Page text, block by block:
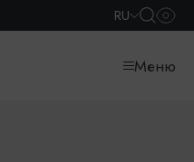
RU
Меню